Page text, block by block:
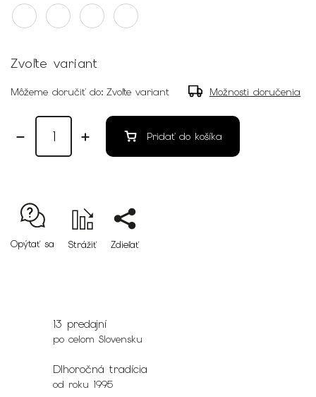
Zvoľte variant
Môžeme doručiť do: Zvoľte variant Možnosti doručenia
Pridať do košíka
Opýtať sa Strážiť Zdieľať
13 predajní
po celom Slovensku
Dlhoročná tradícia
od roku 1995